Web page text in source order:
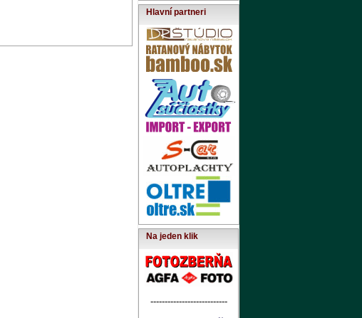
Hlavní partneri
Na jeden klik
---------------------------